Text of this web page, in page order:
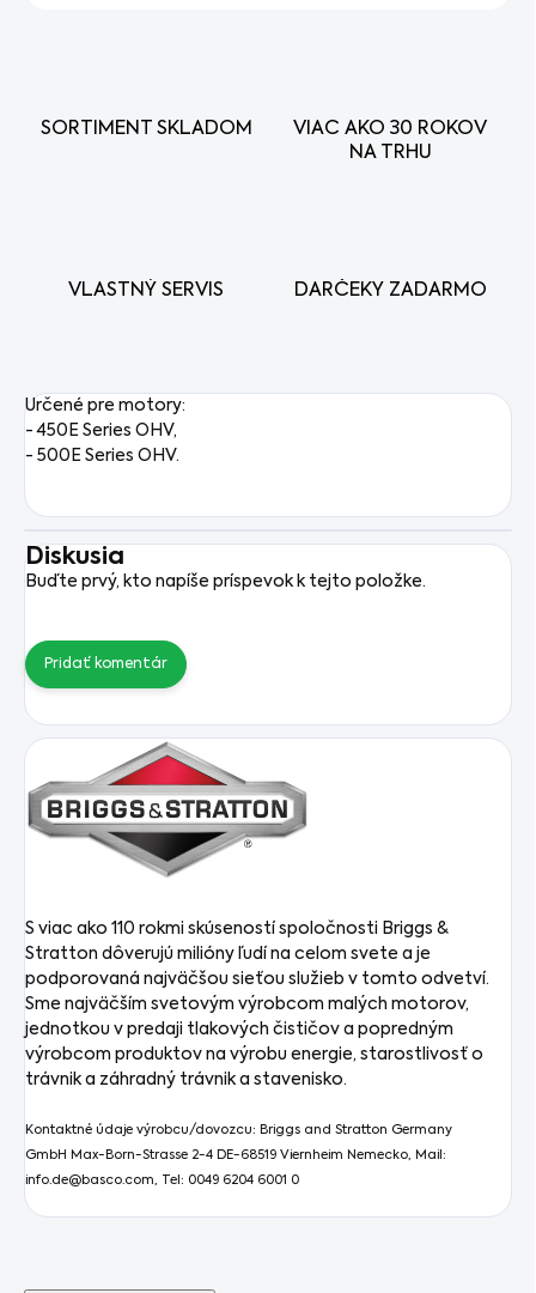
SORTIMENT SKLADOM
VIAC AKO 30 ROKOV
NA TRHU
VLASTNÝ SERVIS DARČEKY ZADARMO
Určené pre motory:
- 450E Series OHV,
- 500E Series OHV.
Diskusia
Buďte prvý, kto napíše príspevok k tejto položke.
Pridať komentár
S viac ako 110 rokmi skúseností spoločnosti Briggs &
Stratton dôverujú milióny ľudí na celom svete a je
podporovaná najväčšou sieťou služieb v tomto odvetví.
Sme najväčším svetovým výrobcom malých motorov,
jednotkou v predaji tlakových čističov a popredným
výrobcom produktov na výrobu energie, starostlivosť o
trávnik a záhradný trávnik a stavenisko.
Kontaktné údaje výrobcu/dovozcu: Briggs and Stratton Germany
GmbH Max-Born-Strasse 2-4 DE-68519 Viernheim Nemecko, Mail:
info.de@basco.com, Tel: 0049 6204 6001 0